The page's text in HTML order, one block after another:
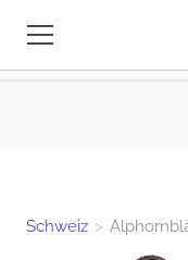
Schweiz >